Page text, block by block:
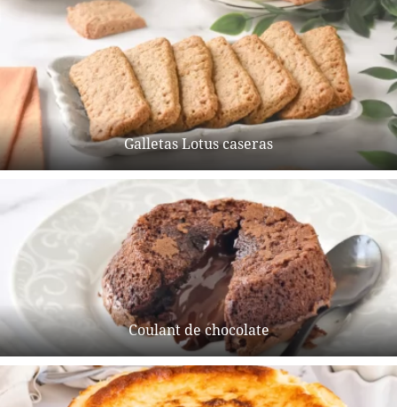
Galletas Lotus caseras
Coulant de chocolate